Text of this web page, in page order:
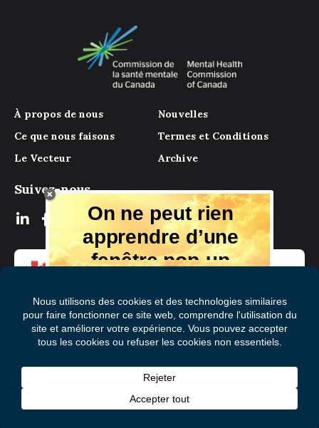
À propos de nous
Ce que nous faisons
Le Vecteur
Nouvelles
Termes et Conditions
Archive
Suivez-nous
© 2026 Mental Health Commission of Canada
On ne peut rien
apprendre d’une
fenêtre pop-up
et de ceux qui ont vécu l'expérience.
Recevez chaque mois des conseils et
des idées dans votre boîte aux lettres
électronique gratuitement!
S'abonner à Le Vecteur
(Nécessaire)
Nom